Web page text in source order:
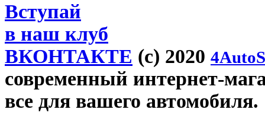
Вступай
в наш клуб
ВКОНТАКТЕ (c) 2020
современный интернет-
все для вашего автомобиля.